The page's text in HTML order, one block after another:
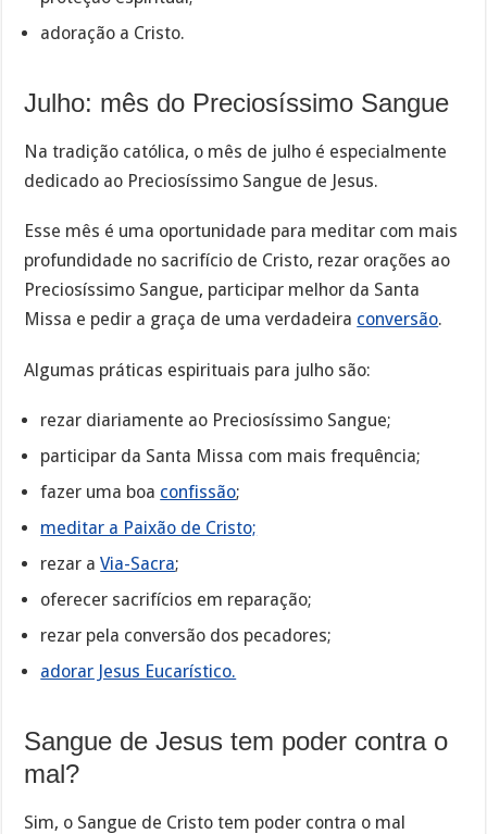
adoração a Cristo.
Julho: mês do Preciosíssimo Sangue
Na tradição católica, o mês de julho é especialmente
dedicado ao Preciosíssimo Sangue de Jesus.
Esse mês é uma oportunidade para meditar com mais
profundidade no sacrifício de Cristo, rezar orações ao
Preciosíssimo Sangue, participar melhor da Santa
Missa e pedir a graça de uma verdadeira conversão.
Algumas práticas espirituais para julho são:
rezar diariamente ao Preciosíssimo Sangue;
participar da Santa Missa com mais frequência;
fazer uma boa confissão;
meditar a Paixão de Cristo;
rezar aVia-Sacra;
oferecer sacrifícios em reparação;
rezar pela conversão dos pecadores;
adorar Jesus Eucarístico.
Sangue de Jesus tem poder contra o
mal?
Sim, o Sangue de Cristo tem poder contra o mal